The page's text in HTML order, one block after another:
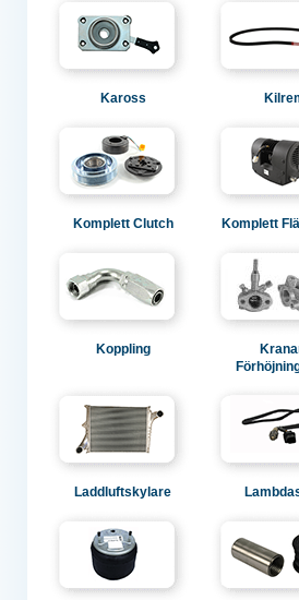
Kaross
Komplett Clutch Komplett
Koppling
Laddluftskylare